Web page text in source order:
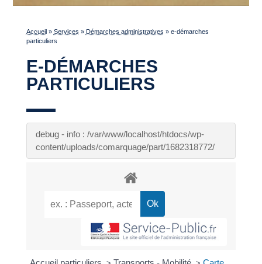
Accueil» Services » Démarches administratives » e-démarches
particuliers
E-DÉMARCHES
PARTICULIERS
debug - info : /var/www/localhost/htdocs/wp-
content/uploads/comarquage/part/1682318772/